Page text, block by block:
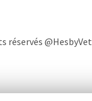
réservés @HesbyVet